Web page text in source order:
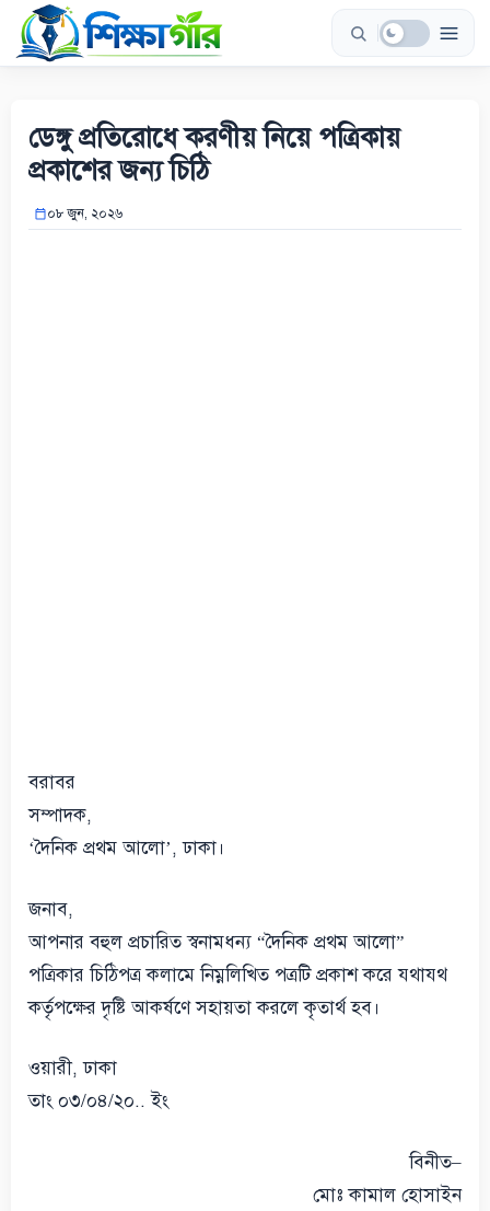
Skip
content
ডেঙ্গু প্রতিরোধে করণীয় নিয়ে পত্রিকায়
প্রকাশের জন্য চিঠি
০৮ জুন, ২০২৬
বরাবর
সম্পাদক,
‘দৈনিক প্রথম আলো’, ঢাকা।
জনাব,
আপনার বহুল প্রচারিত স্বনামধন্য “দৈনিক প্রথম আলো”
পত্রিকার চিঠিপত্র কলামে নিম্নলিখিত পত্রটি প্রকাশ করে যথাযথ
কর্তৃপক্ষের দৃষ্টি আকর্ষণে সহায়তা করলে কৃতার্থ হব।
ওয়ারী, ঢাকা
তাং ০৩/০৪/২০.. ইং
বিনীত–
মোঃ কামাল হোসাইন